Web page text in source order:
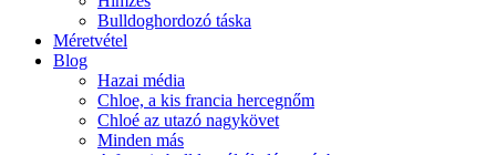
Bulldoghordozó táska
Méretvétel
Blog
Hazai média
Chloe, a kis francia hercegnőm
Chloé az utazó nagykövet
Minden más